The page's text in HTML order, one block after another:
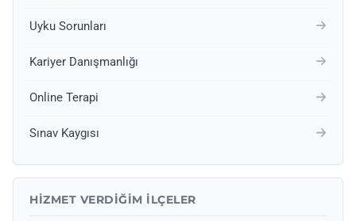
Uyku Sorunları
Kariyer Danışmanlığı
Online Terapi
Sınav Kaygısı
HIZMET VERDIĞIM İLÇELER